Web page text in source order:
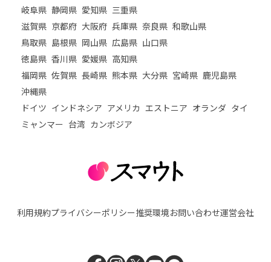
岐阜県 静岡県 愛知県 三重県
滋賀県 京都府 大阪府 兵庫県 奈良県 和歌山県
鳥取県 島根県 岡山県 広島県 山口県
徳島県 香川県 愛媛県 高知県
福岡県 佐賀県 長崎県 熊本県 大分県 宮崎県 鹿児島県
沖縄県
ドイツ インドネシア アメリカ エストニア オランダ タイ
ミャンマー 台湾 カンボジア
利用規約プライバシーポリシー推奨環境お問い合わせ運営会社